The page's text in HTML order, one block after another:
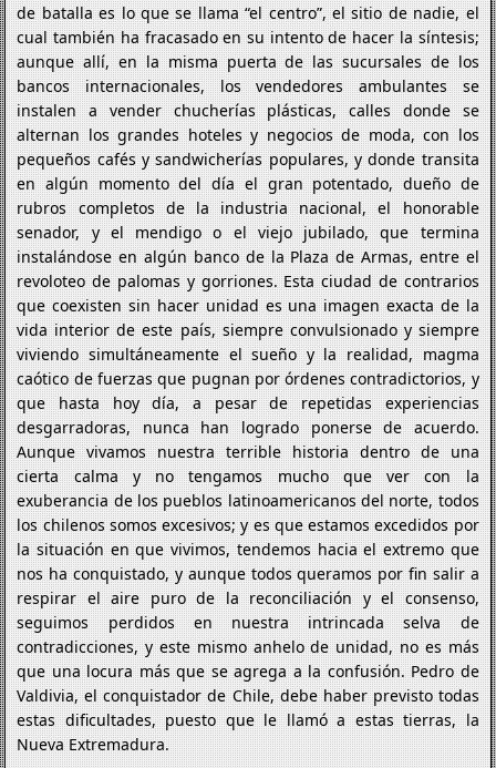
de batalla es lo que se llama “el centro”, el sitio de nadie, el
cual también ha fracasado en su intento de hacer la síntesis;
aunque allí, en la misma puerta de las sucursales de los
bancos internacionales, los vendedores ambulantes se
instalen a vender chucherías plásticas, calles donde se
alternan los grandes hoteles y negocios de moda, con los
pequeños cafés y sandwicherías populares, y donde transita
en algún momento del día el gran potentado, dueño de
rubros completos de la industria nacional, el honorable
senador, y el mendigo o el viejo jubilado, que termina
instalándose en algún banco de la Plaza de Armas, entre el
revoloteo de palomas y gorriones. Esta ciudad de contrarios
que coexisten sin hacer unidad es una imagen exacta de la
vida interior de este país, siempre convulsionado y siempre
viviendo simultáneamente el sueño y la realidad, magma
caótico de fuerzas que pugnan por órdenes contradictorios, y
que hasta hoy día, a pesar de repetidas experiencias
desgarradoras, nunca han logrado ponerse de acuerdo.
Aunque vivamos nuestra terrible historia dentro de una
cierta calma y no tengamos mucho que ver con la
exuberancia de los pueblos latinoamericanos del norte, todos
los chilenos somos excesivos; y es que estamos excedidos por
la situación en que vivimos, tendemos hacia el extremo que
nos ha conquistado, y aunque todos queramos por fin salir a
respirar el aire puro de la reconciliación y el consenso,
seguimos perdidos en nuestra intrincada selva de
contradicciones, y este mismo anhelo de unidad, no es más
que una locura más que se agrega a la confusión. Pedro de
Valdivia, el conquistador de Chile, debe haber previsto todas
estas dificultades, puesto que le llamó a estas tierras, la
Nueva Extremadura.